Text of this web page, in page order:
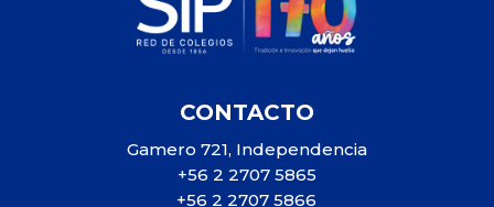
CONTACTO
Gamero 721, Independencia
+56 2 2707 5865
+56 2 2707 5866